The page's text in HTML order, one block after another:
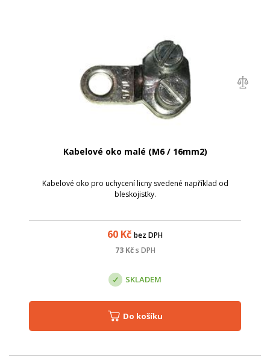
Kabelové oko malé (M6 / 16mm2)
Kabelové oko pro uchycení licny svedené například od
bleskojistky.
60 Kč bez DPH
73Kč s DPH
SKLADEM
Do košíku